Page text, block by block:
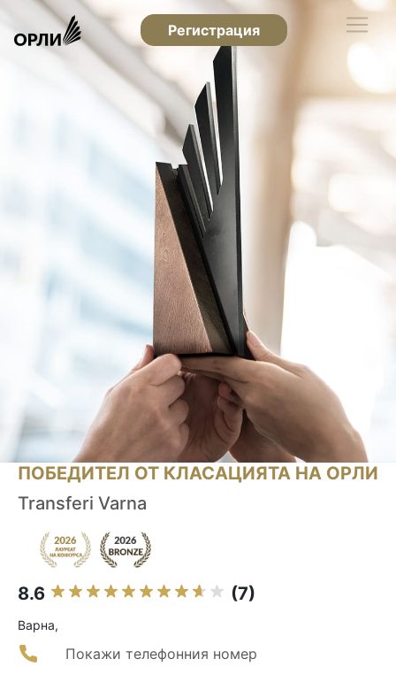
Регистрация
ПОБЕДИТЕЛ ОТ КЛАСАЦИЯТА НА ОРЛИ
Transferi Varna
8.6 (7)
Варна,
Покажи телефонния номер